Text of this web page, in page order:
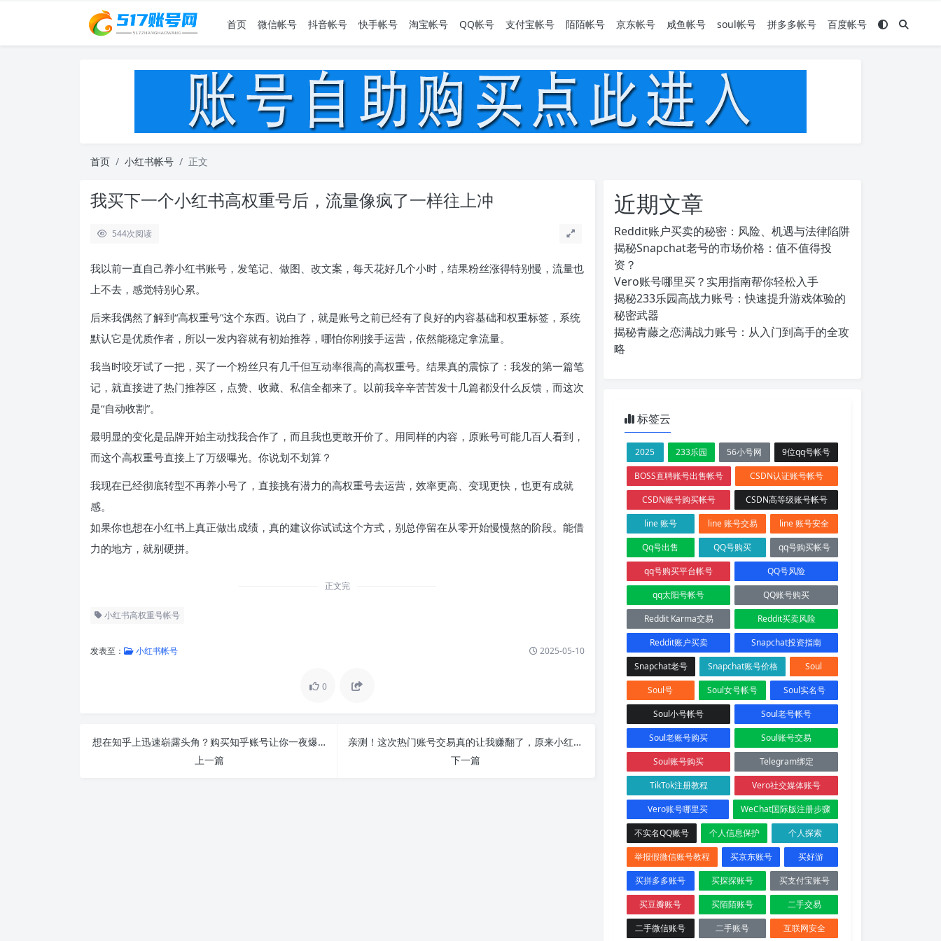
首页 微信帐号 抖音帐号 快手帐号 淘宝帐号 QQ帐号 支付宝帐号 陌陌帐号 京东帐号 咸鱼帐号 soul帐号 拼多多帐号 百度帐号
首页 小红书帐号 正文
我买下一个小红书高权重号后，流量像疯了一样往上冲
544次阅读
我以前一直自己养小红书账号，发笔记、做图、改文案，每天花好几个小时，结果粉丝涨得特别慢，流量也
上不去，感觉特别心累。
后来我偶然了解到“高权重号”这个东西。说白了，就是账号之前已经有了良好的内容基础和权重标签，系统
默认它是优质作者，所以一发内容就有初始推荐，哪怕你刚接手运营，依然能稳定拿流量。
我当时咬牙试了一把，买了一个粉丝只有几千但互动率很高的高权重号。结果真的震惊了：我发的第一篇笔
记，就直接进了热门推荐区，点赞、收藏、私信全都来了。以前我辛辛苦苦发十几篇都没什么反馈，而这次
是“自动收割”。
最明显的变化是品牌开始主动找我合作了，而且我也更敢开价了。用同样的内容，原账号可能几百人看到，
而这个高权重号直接上了万级曝光。你说划不划算？
我现在已经彻底转型不再养小号了，直接挑有潜力的高权重号去运营，效率更高、变现更快，也更有成就
感。
如果你也想在小红书上真正做出成绩，真的建议你试试这个方式，别总停留在从零开始慢慢熬的阶段。能借
力的地方，就别硬拼。
正文完
小红书高权重号帐号
发表至： 小红书帐号 2025-05-10
0
想在知乎上迅速崭露头角？购买知乎账号让你一夜爆红！
上一篇
亲测！这次热门账号交易真的让我赚翻了，原来小红书可以这么玩
下一篇
近期文章
Reddit账户买卖的秘密：风险、机遇与法律陷阱
揭秘Snapchat老号的市场价格：值不值得投
资？
Vero账号哪里买？实用指南帮你轻松入手
揭秘233乐园高战力账号：快速提升游戏体验的
秘密武器
揭秘青藤之恋满战力账号：从入门到高手的全攻
略
标签云
2025 233乐园 56小号网
9位qq号帐号
BOSS直聘账号出售帐号
CSDN认证账号帐号
CSDN账号购买帐号
CSDN高等级账号帐号
line 账号
line 账号交易
line 账号安全
Qq号出售
QQ号购买
qq号购买帐号
qq号购买平台帐号
QQ号风险
qq太阳号帐号
QQ账号购买
Reddit Karma交易
Reddit买卖风险
Reddit账户买卖
Snapchat投资指南
Snapchat老号
Snapchat账号价格
Soul
Soul号
Soul女号帐号
Soul实名号
Soul小号帐号
Soul老号帐号
Soul老账号购买
Soul账号交易
Soul账号购买
Telegram绑定
TikTok注册教程
Vero社交媒体账号
Vero账号哪里买
WeChat国际版注册步骤
不实名QQ账号
个人信息保护
个人探索
举报假微信账号教程
买京东账号
买好游
买拼多多账号
买探探账号
买支付宝账号
买豆瓣账号
买陌陌账号
二手交易
二手微信账号
二手账号 互联网安全